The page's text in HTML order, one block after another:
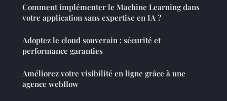
Comment implémenter le Machine Learning dans
votre application sans expertise en IA ?
Adoptez le cloud souverain : sécurité et
performance garanties
Améliorez votre visibilité en ligne grâce à une
agence webflow